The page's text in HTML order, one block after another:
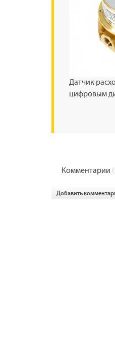
Датчик
цифровым
Комментарии
Добавить